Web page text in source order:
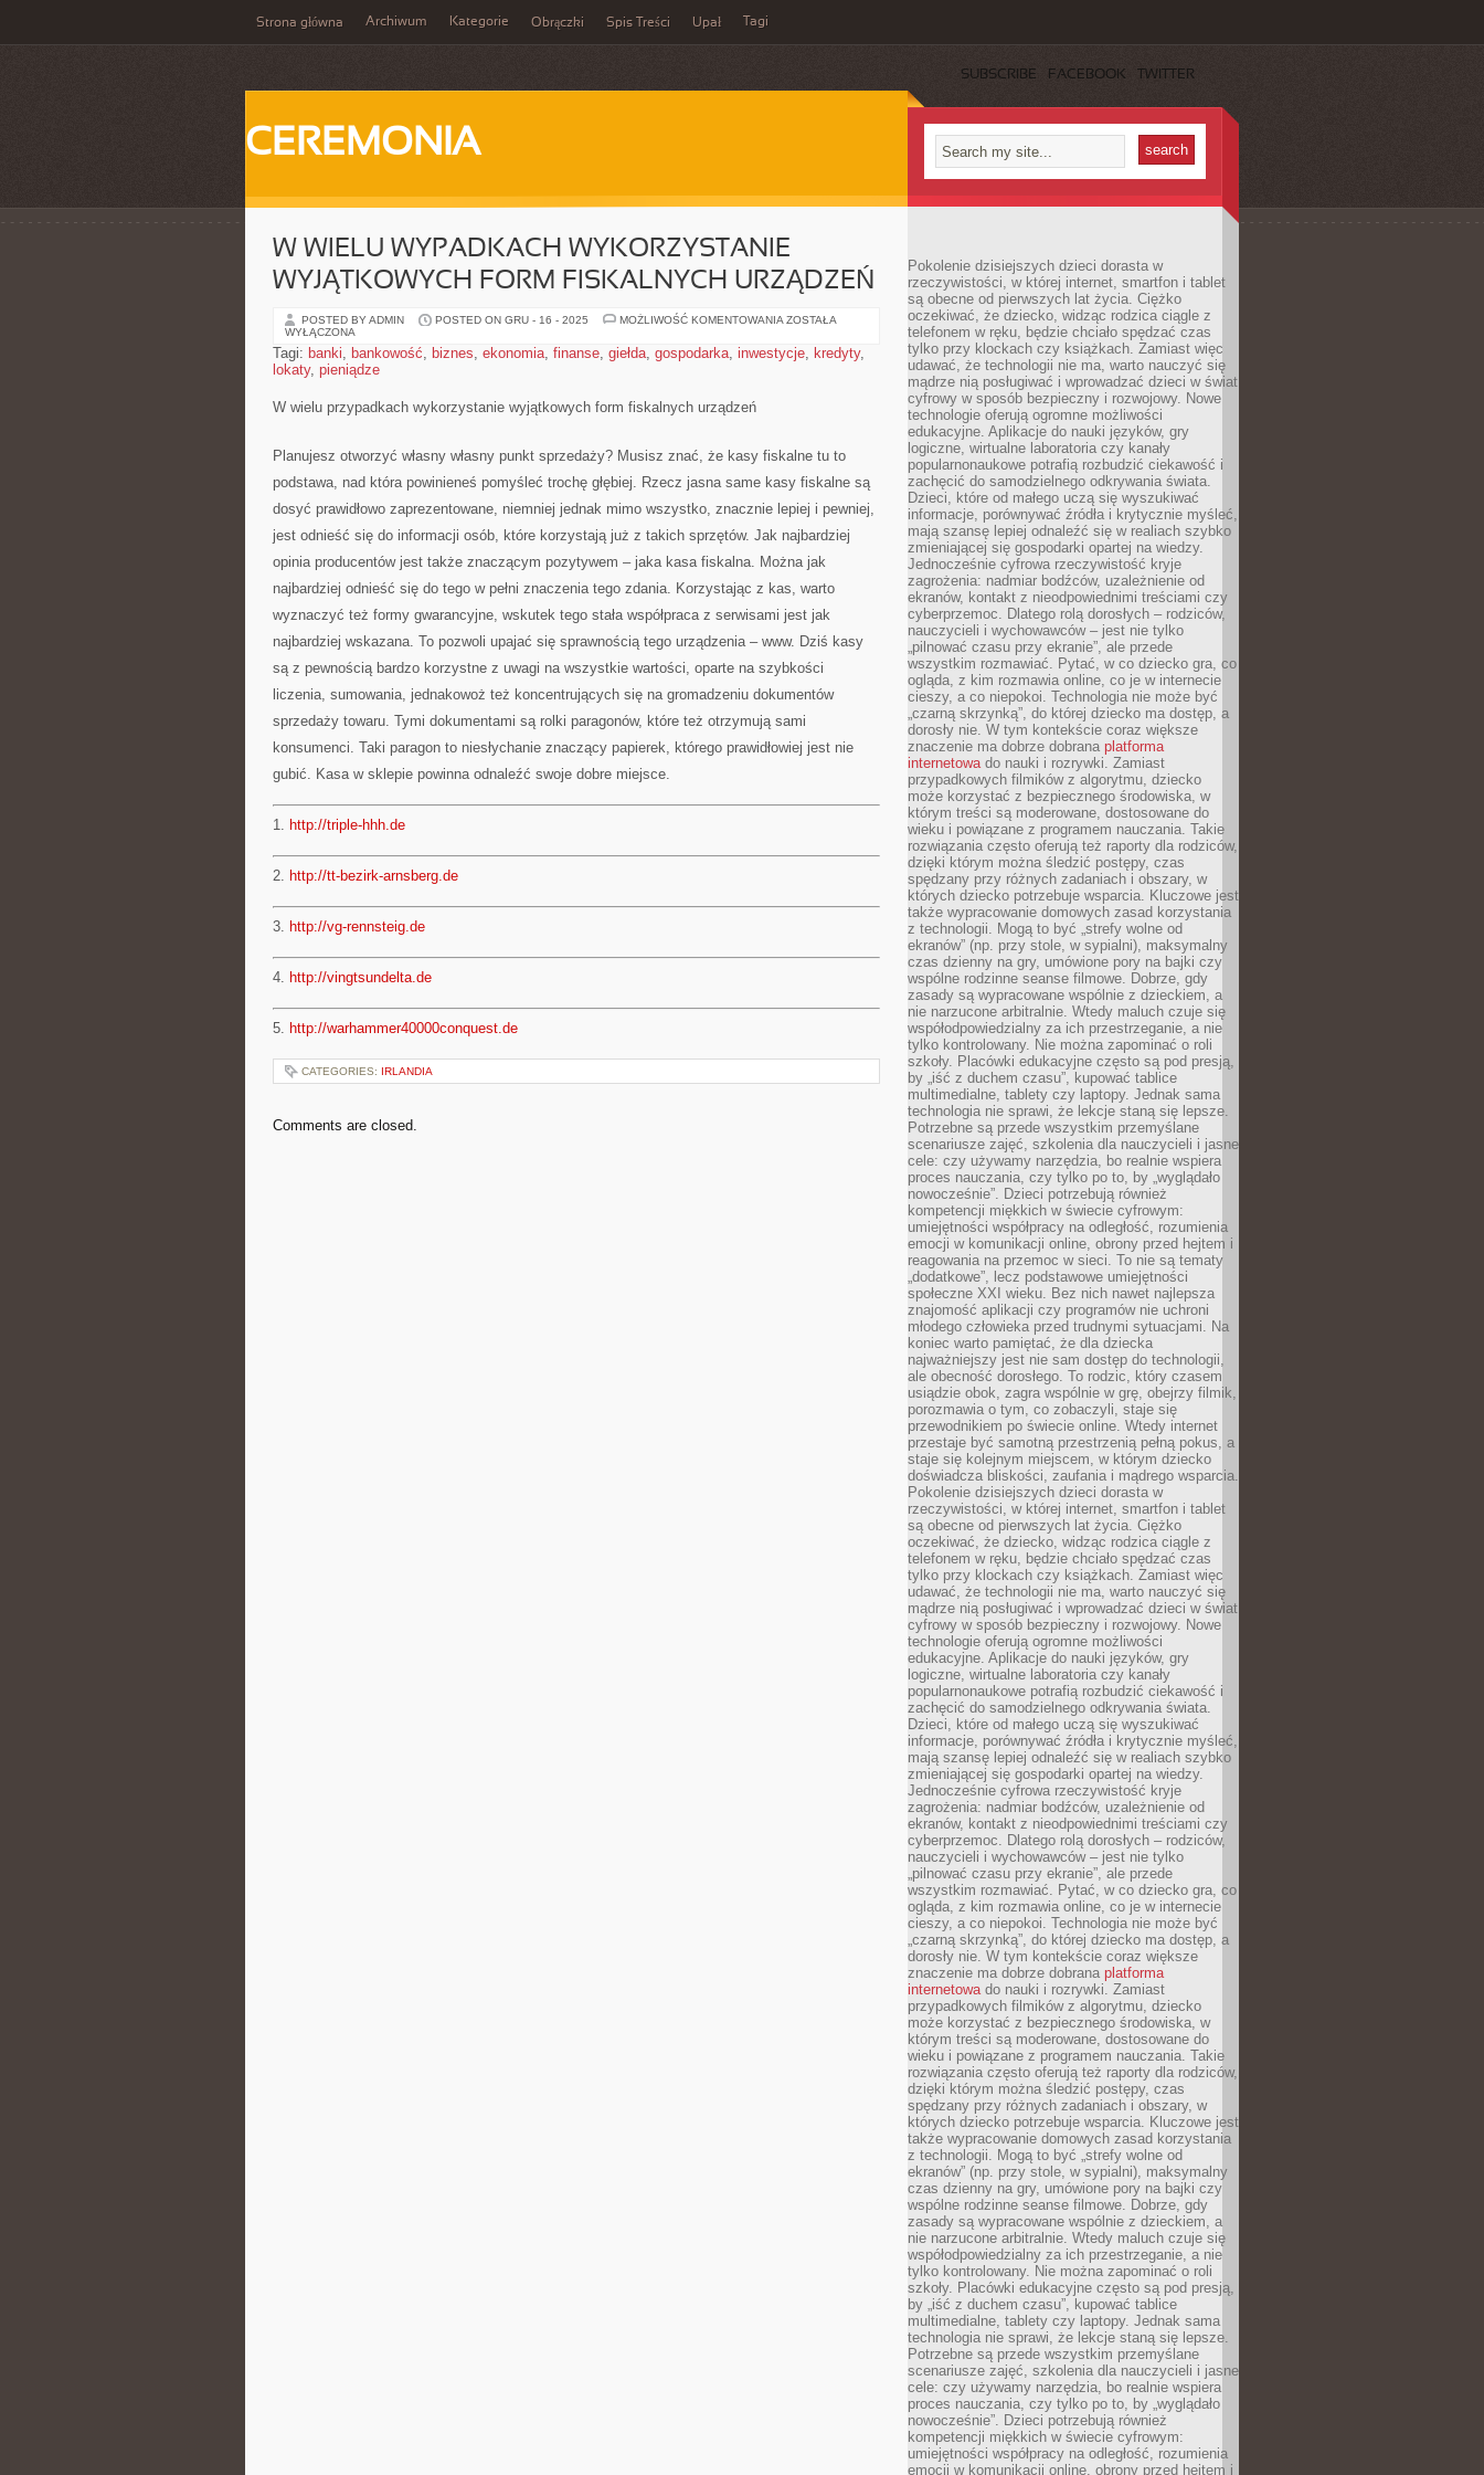
Strona główna Archiwum Kategorie Obrączki Spis Treści Upał Tagi
SUBSCRIBE FACEBOOK TWITTER
CEREMONIA
W WIELU WYPADKACH WYKORZYSTANIE
WYJĄTKOWYCH FORM FISKALNYCH URZĄDZEŃ
POSTED BY ADMIN POSTED ON GRU - 16 - 2025 MOŻLIWOŚĆ KOMENTOWANIA W
WYKORZYSTANIE
ZOSTAŁA
WYŁĄCZONA
Tagi: banki, bankowość, biznes, ekonomia, finanse, giełda, gospodarka, inwestycje, kredyty,
lokaty, pieniądze
W wielu przypadkach wykorzystanie wyjątkowych form fiskalnych urządzeń
Planujesz otworzyć własny własny punkt sprzedaży? Musisz znać, że kasy fiskalne tu to
podstawa, nad która powinieneś pomyśleć trochę głębiej. Rzecz jasna same kasy fiskalne są
dosyć prawidłowo zaprezentowane, niemniej jednak mimo wszystko, znacznie lepiej i pewniej,
jest odnieść się do informacji osób, które korzystają już z takich sprzętów. Jak najbardziej
opinia producentów jest także znaczącym pozytywem – jaka kasa fiskalna. Można jak
najbardziej odnieść się do tego w pełni znaczenia tego zdania. Korzystając z kas, warto
wyznaczyć też formy gwarancyjne, wskutek tego stała współpraca z serwisami jest jak
najbardziej wskazana. To pozwoli upajać się sprawnością tego urządzenia – www. Dziś kasy
są z pewnością bardzo korzystne z uwagi na wszystkie wartości, oparte na szybkości
liczenia, sumowania, jednakowoż też koncentrujących się na gromadzeniu dokumentów
sprzedaży towaru. Tymi dokumentami są rolki paragonów, które też otrzymują sami
konsumenci. Taki paragon to niesłychanie znaczący papierek, którego prawidłowiej jest nie
gubić. Kasa w sklepie powinna odnaleźć swoje dobre miejsce.
1. http://triple-hhh.de
2. http://tt-bezirk-arnsberg.de
3. http://vg-rennsteig.de
4. http://vingtsundelta.de
5. http://warhammer40000conquest.de
CATEGORIES: IRLANDIA
Comments are closed.
Pokolenie dzisiejszych dzieci dorasta w
rzeczywistości, w której internet, smartfon i tablet
są obecne od pierwszych lat życia. Ciężko
oczekiwać, że dziecko, widząc rodzica ciągle z
telefonem w ręku, będzie chciało spędzać czas
tylko przy klockach czy książkach. Zamiast więc
udawać, że technologii nie ma, warto nauczyć się
mądrze nią posługiwać i wprowadzać dzieci w świat
cyfrowy w sposób bezpieczny i rozwojowy. Nowe
technologie oferują ogromne możliwości
edukacyjne. Aplikacje do nauki języków, gry
logiczne, wirtualne laboratoria czy kanały
popularnonaukowe potrafią rozbudzić ciekawość i
zachęcić do samodzielnego odkrywania świata.
Dzieci, które od małego uczą się wyszukiwać
informacje, porównywać źródła i krytycznie myśleć,
mają szansę lepiej odnaleźć się w realiach szybko
zmieniającej się gospodarki opartej na wiedzy.
Jednocześnie cyfrowa rzeczywistość kryje
zagrożenia: nadmiar bodźców, uzależnienie od
ekranów, kontakt z nieodpowiednimi treściami czy
cyberprzemoc. Dlatego rolą dorosłych – rodziców,
nauczycieli i wychowawców – jest nie tylko
„pilnować czasu przy ekranie”, ale przede
wszystkim rozmawiać. Pytać, w co dziecko gra, co
ogląda, z kim rozmawia online, co je w internecie
cieszy, a co niepokoi. Technologia nie może być
„czarną skrzynką”, do której dziecko ma dostęp, a
dorosły nie. W tym kontekście coraz większe
znaczenie ma dobrze dobrana platforma
internetowado nauki i rozrywki. Zamiast
przypadkowych filmików z algorytmu, dziecko
może korzystać z bezpiecznego środowiska, w
którym treści są moderowane, dostosowane do
wieku i powiązane z programem nauczania. Takie
rozwiązania często oferują też raporty dla rodziców,
dzięki którym można śledzić postępy, czas
spędzany przy różnych zadaniach i obszary, w
których dziecko potrzebuje wsparcia. Kluczowe jest
także wypracowanie domowych zasad korzystania
z technologii. Mogą to być „strefy wolne od
ekranów” (np. przy stole, w sypialni), maksymalny
czas dzienny na gry, umówione pory na bajki czy
wspólne rodzinne seanse filmowe. Dobrze, gdy
zasady są wypracowane wspólnie z dzieckiem, a
nie narzucone arbitralnie. Wtedy maluch czuje się
współodpowiedzialny za ich przestrzeganie, a nie
tylko kontrolowany. Nie można zapominać o roli
szkoły. Placówki edukacyjne często są pod presją,
by „iść z duchem czasu”, kupować tablice
multimedialne, tablety czy laptopy. Jednak sama
technologia nie sprawi, że lekcje staną się lepsze.
Potrzebne są przede wszystkim przemyślane
scenariusze zajęć, szkolenia dla nauczycieli i jasne
cele: czy używamy narzędzia, bo realnie wspiera
proces nauczania, czy tylko po to, by „wyglądało
nowocześnie”. Dzieci potrzebują również
kompetencji miękkich w świecie cyfrowym:
umiejętności współpracy na odległość, rozumienia
emocji w komunikacji online, obrony przed hejtem i
reagowania na przemoc w sieci. To nie są tematy
„dodatkowe”, lecz podstawowe umiejętności
społeczne XXI wieku. Bez nich nawet najlepsza
znajomość aplikacji czy programów nie uchroni
młodego człowieka przed trudnymi sytuacjami. Na
koniec warto pamiętać, że dla dziecka
najważniejszy jest nie sam dostęp do technologii,
ale obecność dorosłego. To rodzic, który czasem
usiądzie obok, zagra wspólnie w grę, obejrzy filmik,
porozmawia o tym, co zobaczyli, staje się
przewodnikiem po świecie online. Wtedy internet
przestaje być samotną przestrzenią pełną pokus, a
staje się kolejnym miejscem, w którym dziecko
doświadcza bliskości, zaufania i mądrego wsparcia.
Pokolenie dzisiejszych dzieci dorasta w
rzeczywistości, w której internet, smartfon i tablet
są obecne od pierwszych lat życia. Ciężko
oczekiwać, że dziecko, widząc rodzica ciągle z
telefonem w ręku, będzie chciało spędzać czas
tylko przy klockach czy książkach. Zamiast więc
udawać, że technologii nie ma, warto nauczyć się
mądrze nią posługiwać i wprowadzać dzieci w świat
cyfrowy w sposób bezpieczny i rozwojowy. Nowe
technologie oferują ogromne możliwości
edukacyjne. Aplikacje do nauki języków, gry
logiczne, wirtualne laboratoria czy kanały
popularnonaukowe potrafią rozbudzić ciekawość i
zachęcić do samodzielnego odkrywania świata.
Dzieci, które od małego uczą się wyszukiwać
informacje, porównywać źródła i krytycznie myśleć,
mają szansę lepiej odnaleźć się w realiach szybko
zmieniającej się gospodarki opartej na wiedzy.
Jednocześnie cyfrowa rzeczywistość kryje
zagrożenia: nadmiar bodźców, uzależnienie od
ekranów, kontakt z nieodpowiednimi treściami czy
cyberprzemoc. Dlatego rolą dorosłych – rodziców,
nauczycieli i wychowawców – jest nie tylko
„pilnować czasu przy ekranie”, ale przede
wszystkim rozmawiać. Pytać, w co dziecko gra, co
ogląda, z kim rozmawia online, co je w internecie
cieszy, a co niepokoi. Technologia nie może być
„czarną skrzynką”, do której dziecko ma dostęp, a
dorosły nie. W tym kontekście coraz większe
znaczenie ma dobrze dobrana platforma
internetowado nauki i rozrywki. Zamiast
przypadkowych filmików z algorytmu, dziecko
może korzystać z bezpiecznego środowiska, w
którym treści są moderowane, dostosowane do
wieku i powiązane z programem nauczania. Takie
rozwiązania często oferują też raporty dla rodziców,
dzięki którym można śledzić postępy, czas
spędzany przy różnych zadaniach i obszary, w
których dziecko potrzebuje wsparcia. Kluczowe jest
także wypracowanie domowych zasad korzystania
z technologii. Mogą to być „strefy wolne od
ekranów” (np. przy stole, w sypialni), maksymalny
czas dzienny na gry, umówione pory na bajki czy
wspólne rodzinne seanse filmowe. Dobrze, gdy
zasady są wypracowane wspólnie z dzieckiem, a
nie narzucone arbitralnie. Wtedy maluch czuje się
współodpowiedzialny za ich przestrzeganie, a nie
tylko kontrolowany. Nie można zapominać o roli
szkoły. Placówki edukacyjne często są pod presją,
by „iść z duchem czasu”, kupować tablice
multimedialne, tablety czy laptopy. Jednak sama
technologia nie sprawi, że lekcje staną się lepsze.
Potrzebne są przede wszystkim przemyślane
scenariusze zajęć, szkolenia dla nauczycieli i jasne
cele: czy używamy narzędzia, bo realnie wspiera
proces nauczania, czy tylko po to, by „wyglądało
nowocześnie”. Dzieci potrzebują również
kompetencji miękkich w świecie cyfrowym:
umiejętności współpracy na odległość, rozumienia
emocji w komunikacji online, obrony przed hejtem i